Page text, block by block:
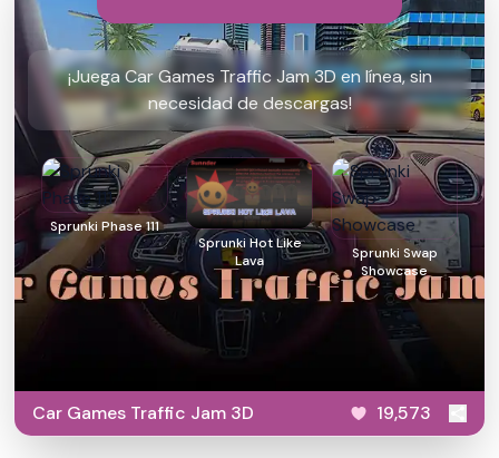
¡Juega Car Games Traffic Jam 3D en línea, sin
necesidad de descargas!
Sprunki Phase 111
Sprunki Hot Like
Lava
Sprunki Swap
Showcase
Car Games Traffic Jam 3D 19,573